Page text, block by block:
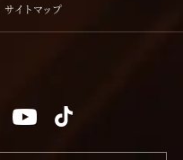
サイトマップ